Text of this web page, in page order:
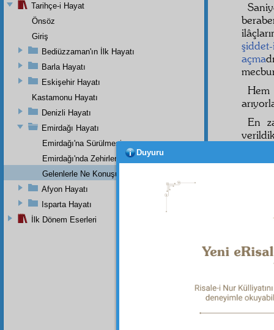
açma
En
hiç
Tarihçe-i Hayat
Önsöz
Giriş
Bediüzzaman'ın İlk Hayatı
Barla Hayatı
Eskişehir Hayatı
Kastamonu Hayatı
Denizli Hayatı
Emirdağı Hayatı
Emirdağı'na Sürülmesi
Emirdağı'nda Zehirlenmesi
Gelenlerle Ne Konuşurdu?
Afyon Hayatı
Isparta Hayatı
İlk Dönem Eserleri
Duyuru